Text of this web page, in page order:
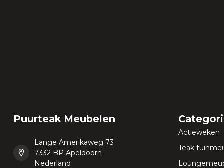
Puurteak Meubelen
Lange Amerikaweg 73
7332 BP Apeldoorn
Nederland
Actieweken
Teak